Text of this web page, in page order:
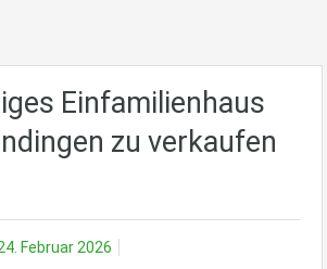
Einfamilienhaus
zu verkaufen
Februar 2026